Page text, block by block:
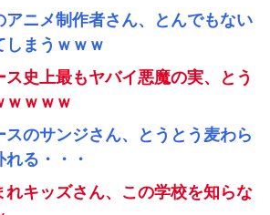
アニメ制作者さん、とんでもない
しまうｗｗｗ
ス史上最もヤバイ悪魔の実、とう
ｗｗｗｗ
スのサンジさん、とうとう麦わら
る・・・
れキッズさん、この学校を知らな